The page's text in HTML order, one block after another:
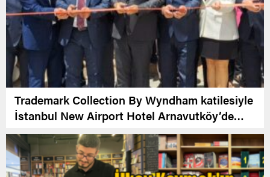
Trademark Collection By Wyndham katilesiyle
İstanbul New Airport Hotel Arnavutköy’de
Açıldı